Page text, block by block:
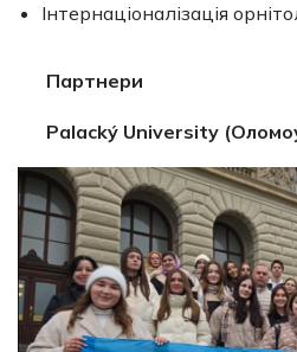
Інтернаціоналізація
Партнери
Palacký University